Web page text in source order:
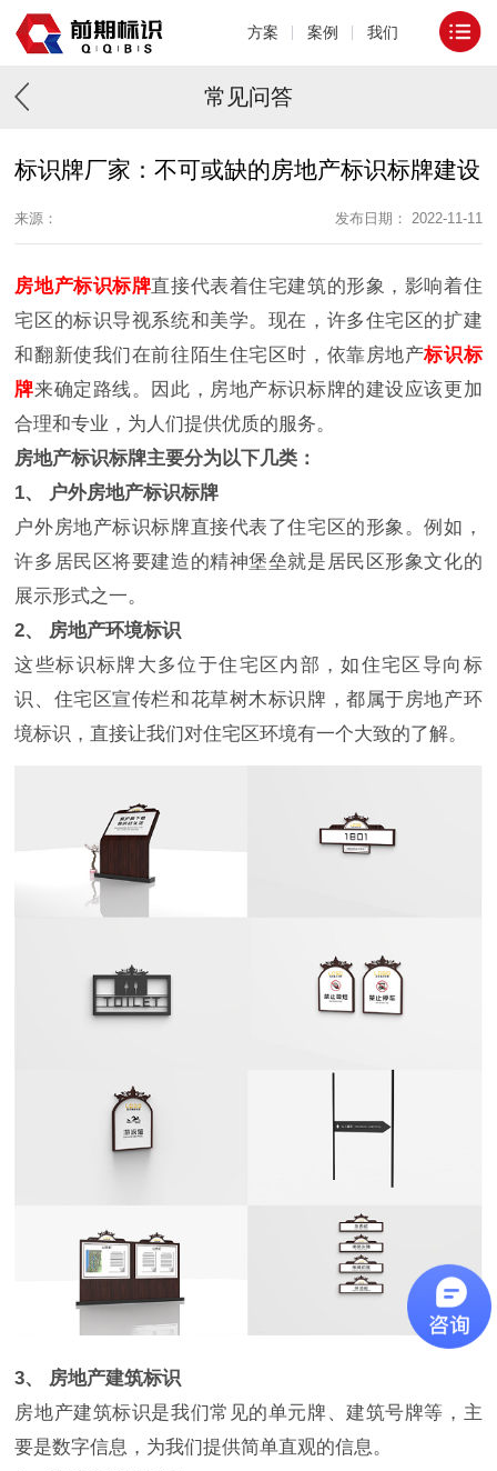
方案 案例 我们
常见问答
标识牌厂家：不可或缺的房地产标识标牌建设
来源： 发布日期： 2022-11-11
房地产标识标牌直接代表着住宅建筑的形象，影响着住
宅区的标识导视系统和美学。现在，许多住宅区的扩建
和翻新使我们在前往陌生住宅区时，依靠房地产标识标
牌来确定路线。因此，房地产标识标牌的建设应该更加
合理和专业，为人们提供优质的服务。
房地产标识标牌主要分为以下几类：
1、 户外房地产标识标牌
户外房地产标识标牌直接代表了住宅区的形象。例如，
许多居民区将要建造的精神堡垒就是居民区形象文化的
展示形式之一。
2、 房地产环境标识
这些标识标牌大多位于住宅区内部，如住宅区导向标
识、住宅区宣传栏和花草树木标识牌，都属于房地产环
境标识，直接让我们对住宅区环境有一个大致的了解。
3、 房地产建筑标识
房地产建筑标识是我们常见的单元牌、建筑号牌等，主
要是数字信息，为我们提供简单直观的信息。